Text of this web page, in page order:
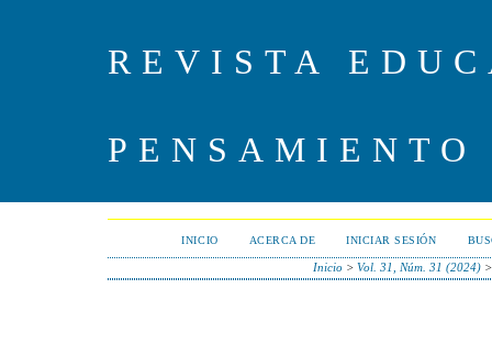
REVISTA
PENSAMIENTO
INICIO ACERCA DE INICIAR SESIÓN
Inicio >Vol. 31, Núm. 31 (2024)